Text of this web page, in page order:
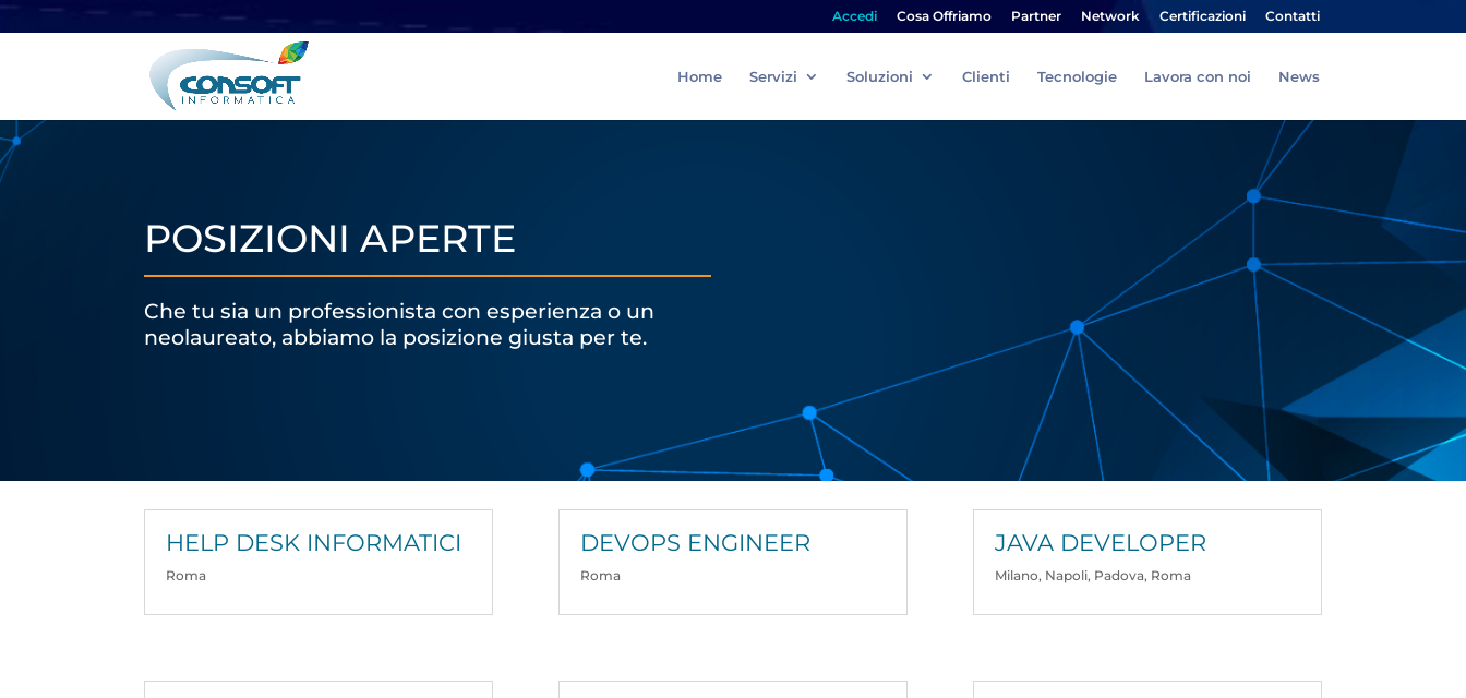
Accedi Cosa Offriamo Partner Network Certificazioni Contatti
Home Servizi Soluzioni Clienti Tecnologie Lavora con noi News
POSIZIONI APERTE
Che tu sia un professionista con esperienza o un
neolaureato, abbiamo la posizione giusta per te.
HELP DESK INFORMATICI
Roma
DEVOPS ENGINEER
Roma
JAVA DEVELOPER
Milano, Napoli, Padova, Roma